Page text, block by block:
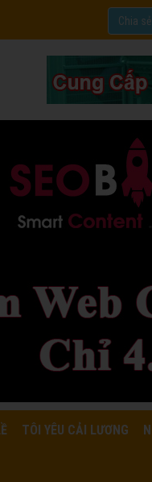
Chia
TÔI YÊU CẢI LƯƠNG